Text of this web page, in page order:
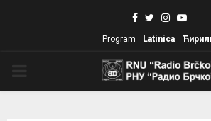
Facebook
TwitterInstagram
Program Latinica